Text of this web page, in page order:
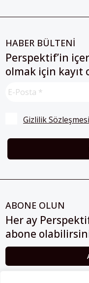
HABER BÜLTENİ
Perspektif’in
olmak için kayıt
Gizlilik
ABONE OLUN
Her ay
abone